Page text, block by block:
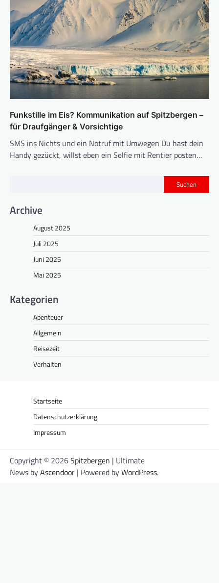
Funkstille im Eis? Kommunikation auf Spitzbergen –
für Draufgänger & Vorsichtige
SMS ins Nichts und ein Notruf mit Umwegen Du hast dein
Handy gezückt, willst eben ein Selfie mit Rentier posten…
Suchen
Archive
August 2025
Juli 2025
Juni 2025
Mai 2025
Kategorien
Abenteuer
Allgemein
Reisezeit
Verhalten
Startseite
Datenschutzerklärung
Impressum
Copyright © 2026Spitzbergen | Ultimate
News byAscendoor | Powered byWordPress.